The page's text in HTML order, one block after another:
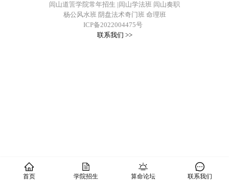
闾山道䇾学院常年招生 |闾山学法班 闾山奏职
杨公风水班 阴盘法术奇门班 命理班
ICP备2022004475号
联系我们 >>
首页 学院招生 算命论坛 联系我们